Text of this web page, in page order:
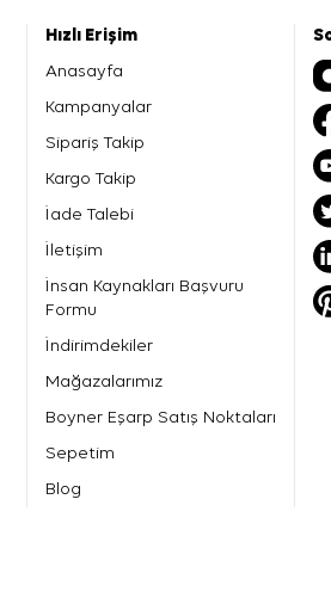
Hızlı Erişim
Anasayfa
Kampanyalar
Sipariş Takip
Kargo Takip
İade Talebi
İletişim
İnsan Kaynakları Başvuru
Formu
İndirimdekiler
Mağazalarımız
Boyner Eşarp Satış Noktaları
Sepetim
Blog